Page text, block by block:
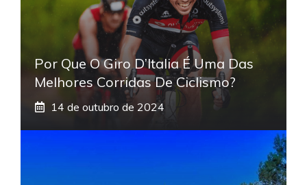
Por Que O Giro D’Italia É Uma Das
Melhores Corridas De Ciclismo?
14 de outubro de 2024